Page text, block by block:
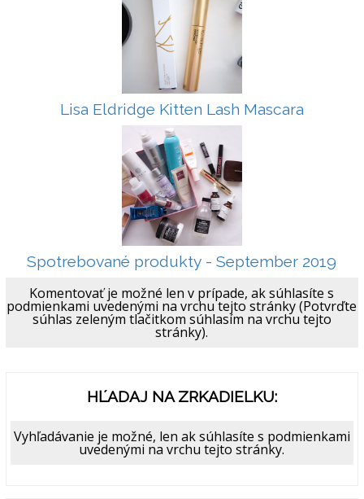
Lisa Eldridge Kitten Lash Mascara
Spotrebované produkty - September 2019
Komentovať je možné len v prípade, ak súhlasíte s
podmienkami uvedenými na vrchu tejto stránky (Potvrďte
súhlas zeleným tlačitkom súhlasím na vrchu tejto
stránky).
HĽADAJ NA ZRKADIELKU:
Vyhľadávanie je možné, len ak súhlasíte s podmienkami
uvedenými na vrchu tejto stránky.